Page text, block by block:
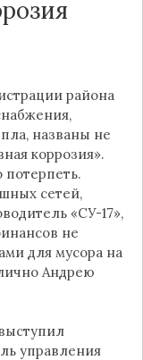
района
названы не
коррозия».
сетей,
«СУ-17»,
не
для мусора на
Андрею
управления